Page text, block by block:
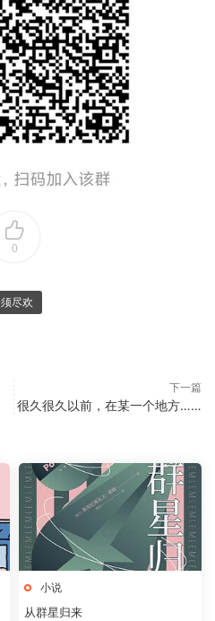
0
须尽欢
下一篇
很久很久以前，在某一个地方……
小说
从群星归来